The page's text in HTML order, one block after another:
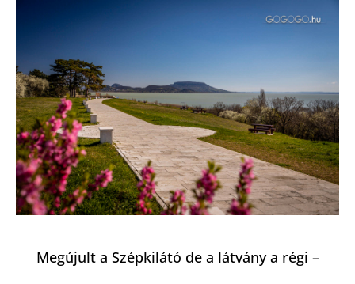
Megújult a Szépkilátó de a látvány a régi –